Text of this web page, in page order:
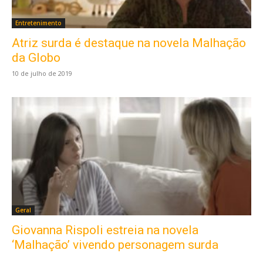
Entretenimento
Atriz surda é destaque na novela Malhação
da Globo
10 de julho de 2019
Geral
Giovanna Rispoli estreia na novela
‘Malhação’ vivendo personagem surda